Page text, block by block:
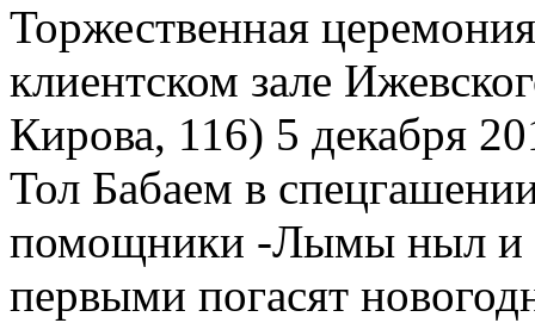
Торжественная
клиентском зале
Кирова, 116) 5 декабря
Тол Бабаем в
помощники -Лымы ныл и
первыми погасят